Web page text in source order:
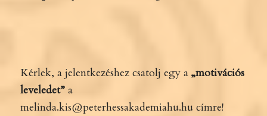
Kérlek, a jelentkezéshez csatolj egy a „motivációs
leveledet”a
melinda.kis@peterhessakademiahu.hucímre!